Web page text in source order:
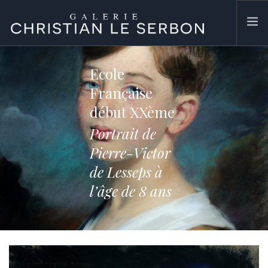
GALERIE
CONTACT
SEARCH SITE
Ecole
Française
début XXème
Portrait de
Pierre-Victor
de Lesseps à
l’âge de 8 ans